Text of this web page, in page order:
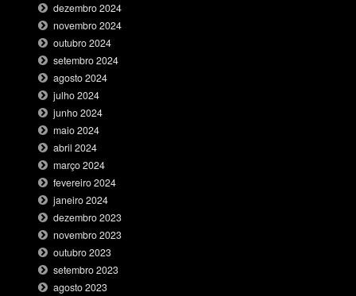
dezembro 2024
novembro 2024
outubro 2024
setembro 2024
agosto 2024
julho 2024
junho 2024
maio 2024
abril 2024
março 2024
fevereiro 2024
janeiro 2024
dezembro 2023
novembro 2023
outubro 2023
setembro 2023
agosto 2023